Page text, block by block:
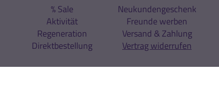
% Sale
Aktivität
Regeneration
Direktbestellung
Neukundengeschenk
Freunde werben
Versand & Zahlung
Vertrag widerrufen